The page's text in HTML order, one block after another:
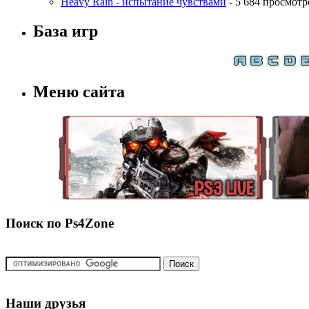
База игр
Меню сайта
Поиск по Ps4Zone
Наши друзья